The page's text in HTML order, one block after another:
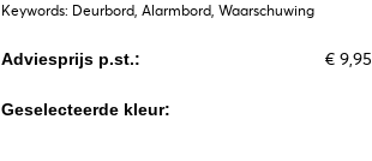
Keywords: Deurbord, Alarmbord, Waarschuwing
Adviesprijs p.st.: € 9,95
Geselecteerde kleur: